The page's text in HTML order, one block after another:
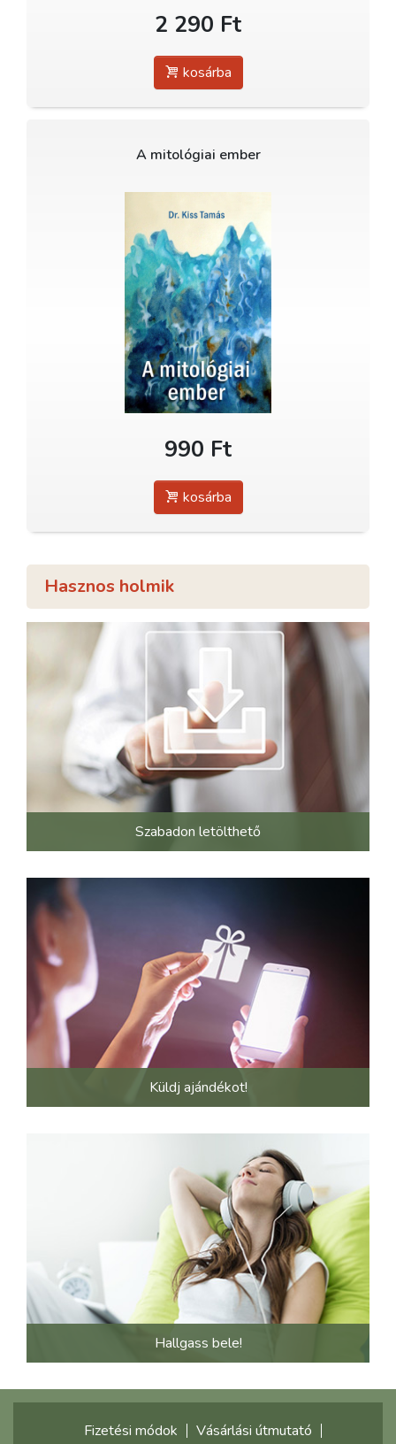
2 290 Ft
kosárba
A mitológiai ember
990 Ft
kosárba
Hasznos holmik
Szabadon letölthető
Küldj ajándékot!
Hallgass bele!
Fizetési módok Vásárlási útmutató